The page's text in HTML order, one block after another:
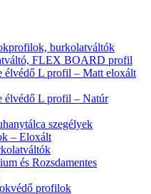
burkolatváltók
FLEX BOARD profil
élvédő L profil – Matt eloxált
élvédő L profil – Natúr
szegélyek
– Eloxált
és Rozsdamentes
profilok